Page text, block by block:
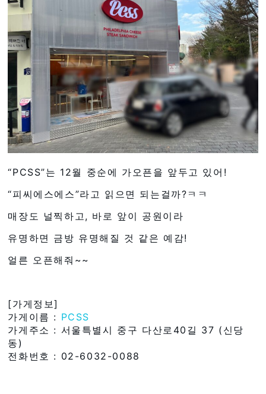
“PCSS”는 12월 중순에 가오픈을 앞두고 있어!
“피씨에스에스”라고 읽으면 되는걸까?ㅋㅋ
매장도 널찍하고, 바로 앞이 공원이라
유명하면 금방 유명해질 것 같은 예감!
얼른 오픈해줘~~
[가게정보]
가게이름 : PCSS
가게주소 : 서울특별시 중구 다산로40길 37 (신당
동)
전화번호 : 02-6032-0088